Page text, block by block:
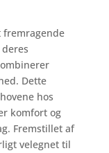
fremragende
Dette
hos
komfort og
Fremstillet af
velegnet til